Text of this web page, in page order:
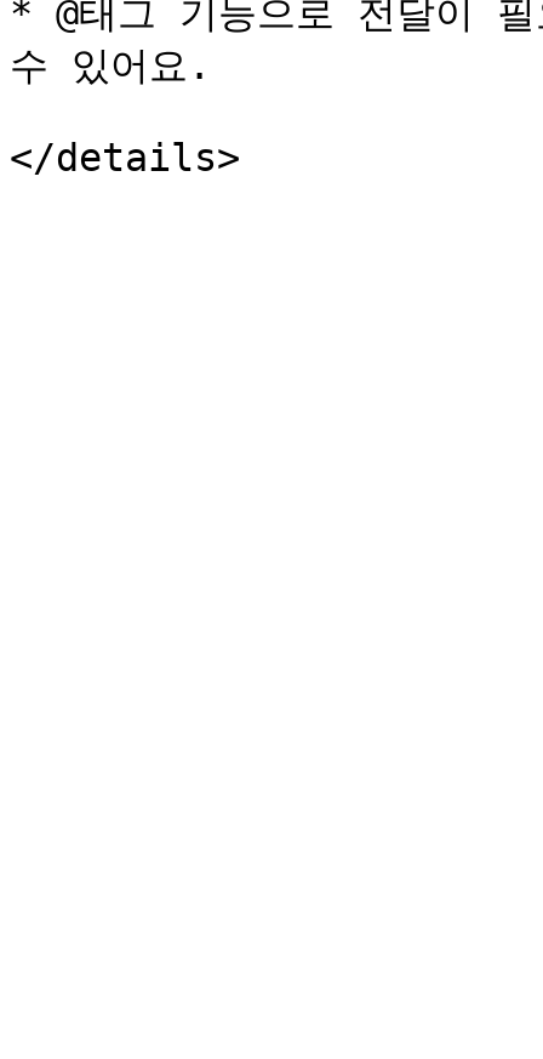
* @태그 기능으로 전달이
수 있어요.